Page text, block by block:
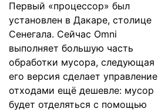
Первый «процессор» был
установлен в Дакаре, столице
Сенегала. Сейчас Omni
выполняет большую часть
обработки мусора, следующая
его версия сделает управление
отходами ещё дешевле: мусор
будет отделяться с помощью